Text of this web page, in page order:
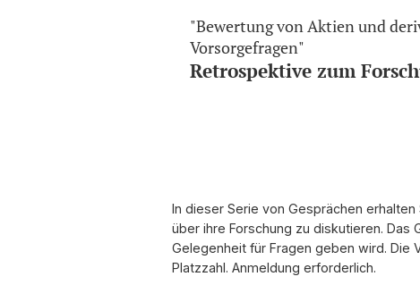
"Bewertung von Aktien und
Vorsorgefragen"
Retrospektive zum
In dieser Serie von Gesprächen
über ihre Forschung zu diskutieren. Das
Gelegenheit für Fragen geben wird. Die
Platzzahl. Anmeldung erforderlich.